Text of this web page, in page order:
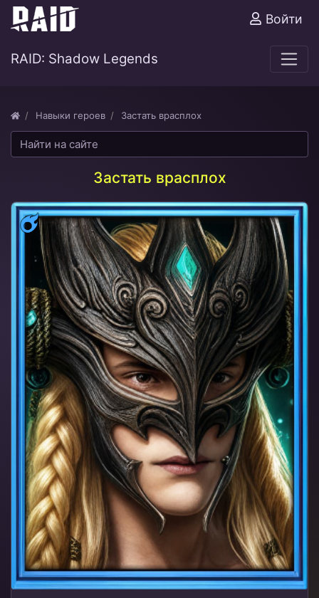
Войти
RAID: Shadow Legends
Навыки героев Застать врасплох
Застать врасплох
Магия